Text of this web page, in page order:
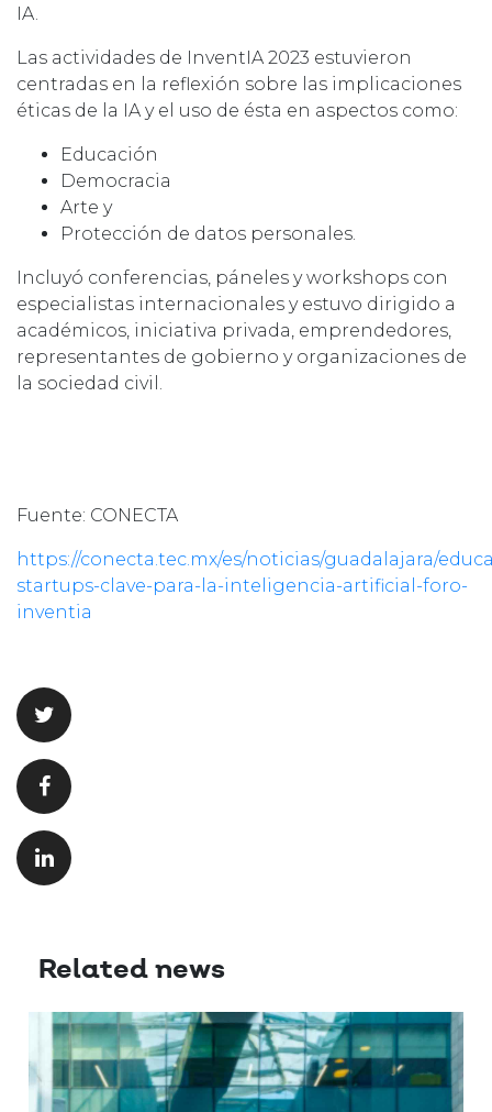
IA.
Las actividades de InventIA 2023 estuvieron
centradas en la reflexión sobre las implicaciones
éticas de la IA y el uso de ésta en aspectos como:
Educación
Democracia
Arte y
Protección de datos personales.
Incluyó conferencias, páneles y workshops con
especialistas internacionales y estuvo dirigido a
académicos, iniciativa privada, emprendedores,
representantes de gobierno y organizaciones de
la sociedad civil.
Fuente: CONECTA
https://conecta.tec.mx/es/noticias/guadalajara/
startups-clave-para-la-inteligencia-artificial-foro-
inventia
Related news